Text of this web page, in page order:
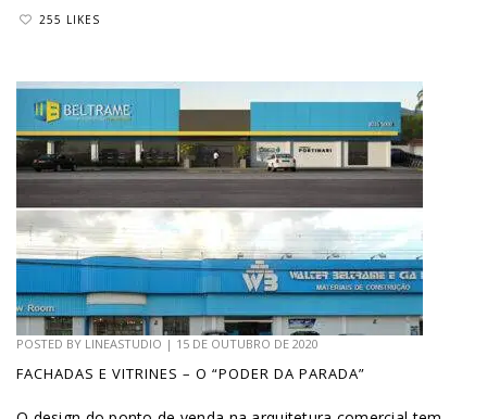
255 LIKES
POSTED BY LINEASTUDIO | 15 DE OUTUBRO DE 2020
FACHADAS E VITRINES – O “PODER DA PARADA”